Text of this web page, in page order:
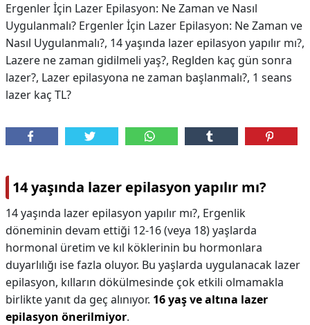
Ergenler İçin Lazer Epilasyon: Ne Zaman ve Nasıl
Uygulanmalı? Ergenler İçin Lazer Epilasyon: Ne Zaman ve
Nasıl Uygulanmalı?, 14 yaşında lazer epilasyon yapılır mı?,
Lazere ne zaman gidilmeli yaş?, Reglden kaç gün sonra
lazer?, Lazer epilasyona ne zaman başlanmalı?, 1 seans
lazer kaç TL?
14 yaşında lazer epilasyon yapılır mı?
14 yaşında lazer epilasyon yapılır mı?, Ergenlik
döneminin devam ettiği 12-16 (veya 18) yaşlarda
hormonal üretim ve kıl köklerinin bu hormonlara
duyarlılığı ise fazla oluyor. Bu yaşlarda uygulanacak lazer
epilasyon, kılların dökülmesinde çok etkili olmamakla
birlikte yanıt da geç alınıyor. 16 yaş ve altına lazer
epilasyon önerilmiyor.